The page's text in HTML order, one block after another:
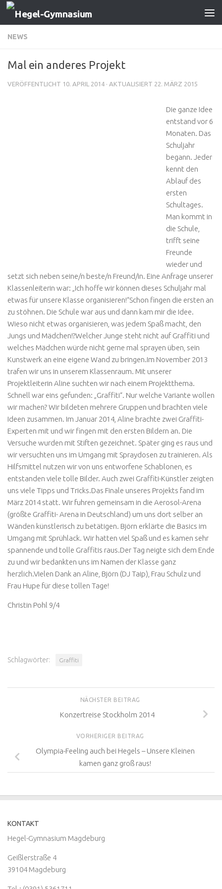
Zum Inhalt springen
NEWS
Mal ein anderes Projekt
VERÖFFENTLICHT 10. APRIL 2014 · AKTUALISIERT 22. MÄRZ 2015
Die ganze Idee
entstand vor 6
Monaten. Das
Schuljahr
begann. Jeder
kennt den
Ablauf des
ersten
Schultages.
Man kommt in
die Schule,
trifft seine
Freunde
wieder und
setzt sich neben seine/n beste/n Freund/in. Eine Anfrage unserer
Klassenleiterin war: „Ich hoffe wir können dieses Schuljahr mal
etwas für unsere Klasse organisieren!“Schon fingen die ersten an
zu stöhnen. Die Schule war aus und dann kam mir die Idee.
Wieso nicht etwas organisieren, was jedem Spaß macht, den
Jungs und Mädchen!?Welcher Junge steht nicht auf Graffiti und
welches Mädchen würde nicht gerne mal sprayen üben, sein
Kunstwerk an eine eigene Wand zu bringen.Im November 2013
trafen wir uns in unserem Klassenraum. Mit unserer
Projektleiterin Aline suchten wir nach einem Projektthema.
Schnell war eins gefunden: „Graffiti“. Nur welche Variante wollen
wir machen? Wir bildeten mehrere Gruppen und brachten viele
Ideen zusammen. Im Januar 2014, Aline brachte zwei Graffiti-
Experten mit und wir fingen mit den ersten Bildern an. Die
Versuche wurden mit Stiften gezeichnet. Später ging es raus und
wir versuchten uns im Umgang mit Spraydosen zu trainieren. Als
Hilfsmittel nutzen wir von uns entworfene Schablonen, es
entstanden viele tolle Bilder. Auch zwei Graffiti-Künstler zeigten
uns viele Tipps und Tricks.Das Finale unseres Projekts fand im
März 2014 statt. Wir fuhren gemeinsam in die Aerosol-Arena
(größte Graffiti- Arena in Deutschland) um uns dort selber an
Wänden künstlerisch zu betätigen. Björn erklärte die Basics im
Umgang mit Sprühlack. Wir hatten viel Spaß und es kamen sehr
spannende und tolle Graffitis raus.Der Tag neigte sich dem Ende
zu und wir bedankten uns im Namen der Klasse ganz
herzlich.Vielen Dank an Aline, Björn (DJ Taip), Frau Schulz und
Frau Hupe für diese tollen Tage!
Christin Pohl 9/4
Schlagwörter: Graffiti
NÄCHSTER BEITRAG
Konzertreise Stockholm 2014
VORHERIGER BEITRAG
Olympia-Feeling auch bei Hegels – Unsere Kleinen
kamen ganz groß raus!
KONTAKT
Hegel-Gymnasium Magdeburg
Geißlerstraße 4
39104 Magdeburg